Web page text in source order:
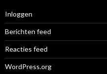
Inloggen
Berichten feed
Reacties feed
WordPress.org